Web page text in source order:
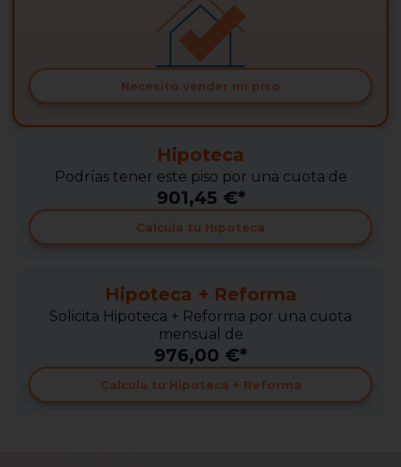
Necesito vender mi piso
Hipoteca
Podrías tener este piso por una cuota de
901,45 €*
Calcula tu Hipoteca
Hipoteca + Reforma
Solicita Hipoteca + Reforma por una cuota
mensual de
976,00 €*
Calcula tu Hipoteca + Reforma